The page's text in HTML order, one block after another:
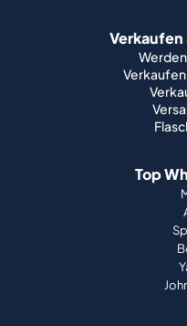
Verkaufen
Top